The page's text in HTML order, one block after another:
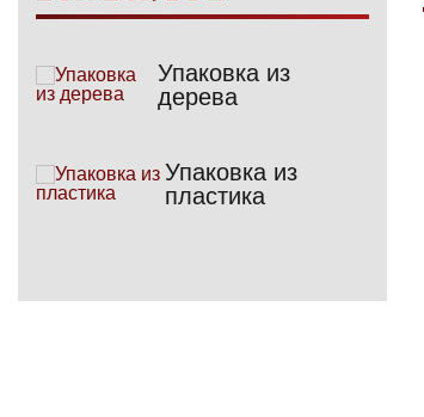
Упаковка из
дерева
Упаковка из
пластика